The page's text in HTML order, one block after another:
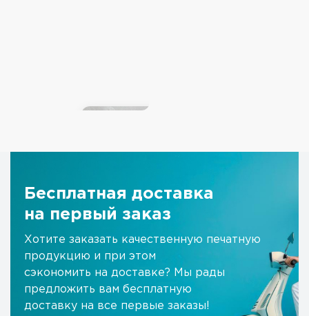
Бесплатная доставка
на первый заказ
Хотите заказать качественную печатную
продукцию и при этом
сэкономить на доставке? Мы рады
предложить вам бесплатную
доставку на все первые заказы!